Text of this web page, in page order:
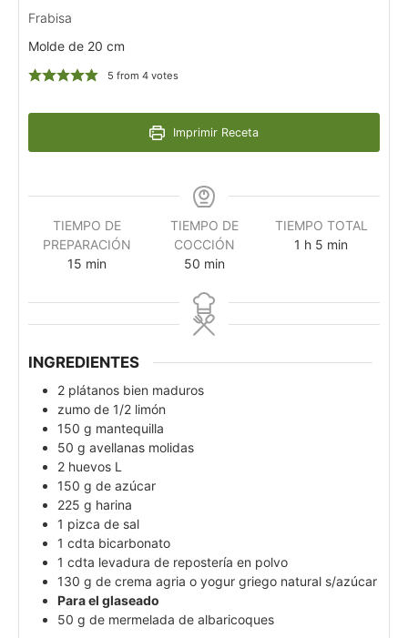
Frabisa
Molde de 20 cm
5 from 4votes
Imprimir Receta
TIEMPO DE
PREPARACIÓN
15 min
TIEMPO DE
COCCIÓN
50 min
TIEMPO TOTAL
1 h 5 min
INGREDIENTES
2 plátanos bien maduros
zumo de 1/2 limón
150 g mantequilla
50 g avellanas molidas
2 huevos L
150 g de azúcar
225 g harina
1 pizca de sal
1 cdta bicarbonato
1 cdta levadura de repostería en polvo
130 g de crema agria o yogur griego natural s/azúcar
Para el glaseado
50 g de mermelada de albaricoques